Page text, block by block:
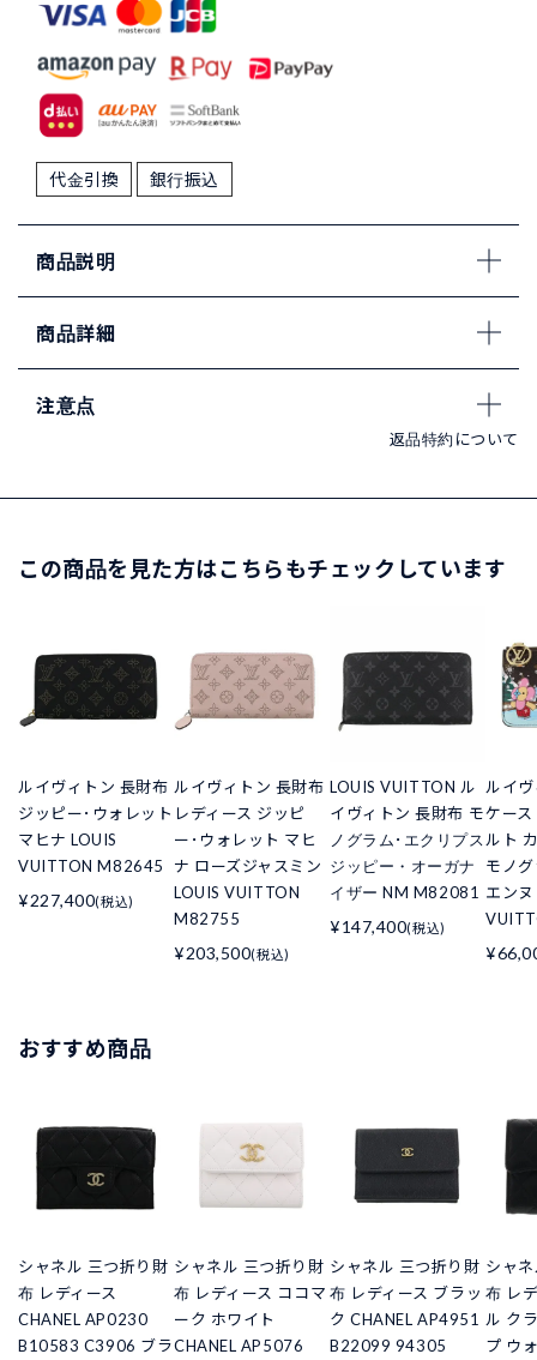
代金引換 銀行振込
商品説明
商品詳細
注意点
返品特約について
この商品を見た方はこちらもチェックしています
ルイヴィトン 長財布
ジッピー･ウォレット
マヒナ LOUIS
VUITTON M82645
¥227,400(税込)
ルイヴィトン 長財布
レディース ジッピ
ー･ウォレット マヒ
ナ ローズジャスミン
LOUIS VUITTON
M82755
¥203,500(税込)
LOUIS VUITTON ル
イヴィトン 長財布 モ
ノグラム･エクリプス
ジッピー・オーガナ
イザー NM M82081
¥147,400(税込)
ルイ
ケース
ルト
モノ
エン
おすすめ商品
シャネル 三つ折り財
布 レディース
CHANEL AP0230
B10583 C3906 ブラ
シャネル 三つ折り財
布 レディース ココマ
ーク ホワイト
CHANEL AP5076
シャネル 三つ折り財
布 レディース ブラッ
ク CHANEL AP4951
B22099 94305
シャ
布 レ
ル ク
プ ウ